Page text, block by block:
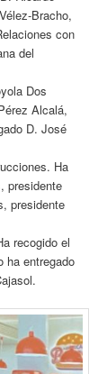
Bracho,
con
del
Dos
Alcalá,
D. José
Ha
presidente
presidente
recogido el
ha entregado